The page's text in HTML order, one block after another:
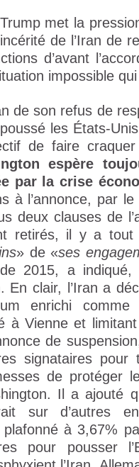
met la
de l’Iran de
d’avant
impossible
de son refus de
les États-
de faire
espère
par la crise
à l’annonce, par
deux clauses de
retirés, il y a
» de «ses
2015, a
En clair, l’Iran a
enrichi
à Vienne et
de
signataires
de protéger
Il a ajouté
sur d’autres
plafonné à 3,67%
pour pousser